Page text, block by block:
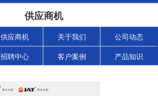
供应商机
供应商机 关于我们 公司动态
招聘中心 客户案例 产品知识